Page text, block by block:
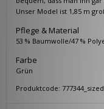
Unser Model ist 1,85 m
Pflege & Material
53 % Baumwolle/47 %
Farbe
Grün
Produktcode: